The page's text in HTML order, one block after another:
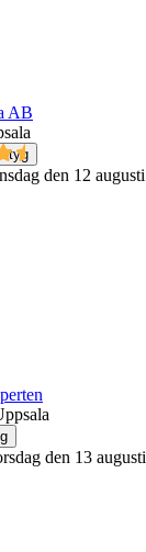
AB
den 12 augusti
den 13 augusti